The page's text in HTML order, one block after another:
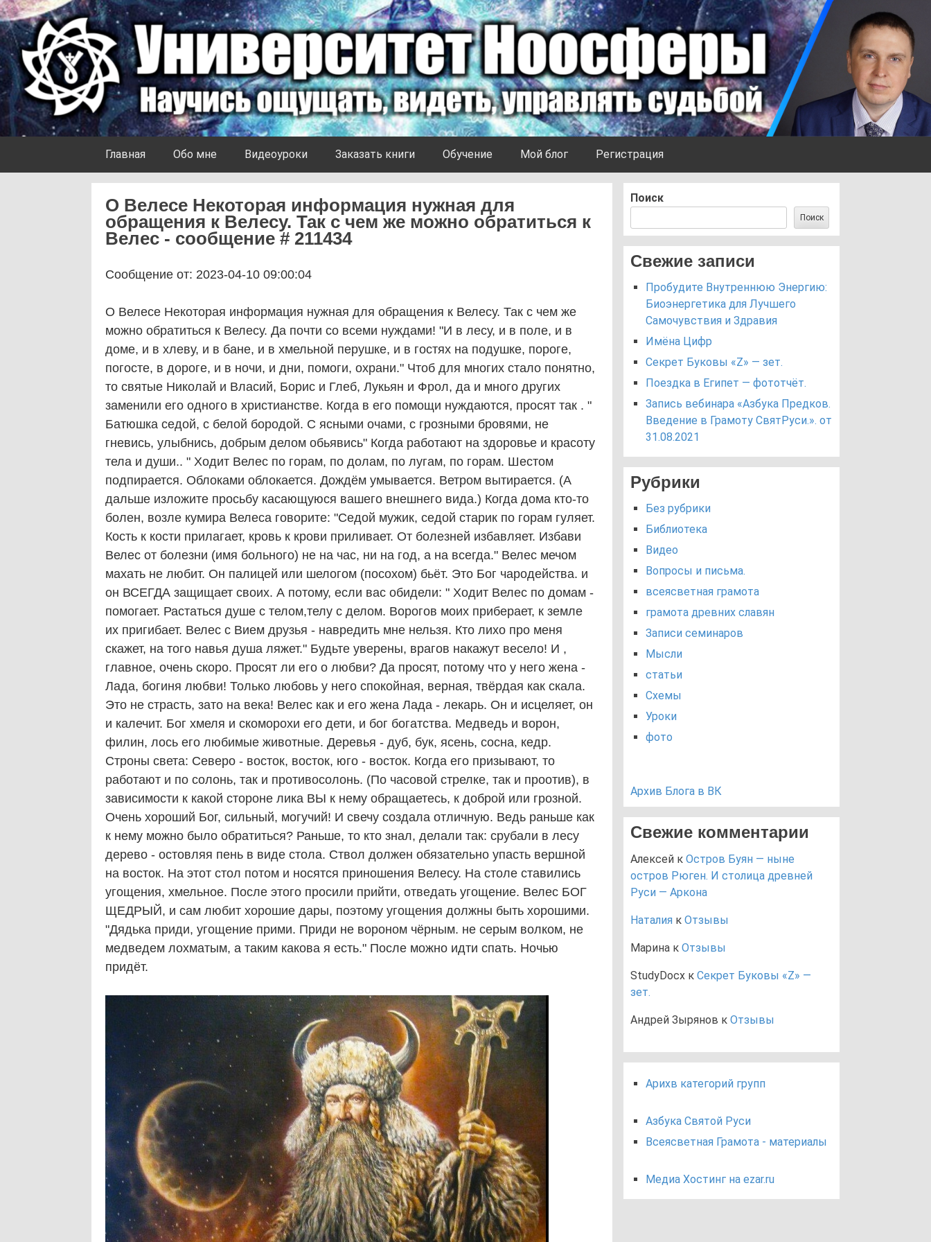
Университет Ноосферы
Главная Обо мне Видеоуроки Заказать книги Обучение Мой блог Регистрация
О Велесе Некоторая информация нужная для
обращения к Велесу. Так с чем же можно обратиться к
Велес - сообщение # 211434
Сообщение от: 2023-04-10 09:00:04
О Велесе Некоторая информация нужная для обращения к Велесу. Так с чем же
можно обратиться к Велесу. Да почти со всеми нуждами! "И в лесу, и в поле, и в
доме, и в хлеву, и в бане, и в хмельной перушке, и в гостях на подушке, пороге,
погосте, в дороге, и в ночи, и дни, помоги, охрани." Чтоб для многих стало понятно,
то святые Николай и Власий, Борис и Глеб, Лукьян и Фрол, да и много других
заменили его одного в христианстве. Когда в его помощи нуждаются, просят так . "
Батюшка седой, с белой бородой. С ясными очами, с грозными бровями, не
гневись, улыбнись, добрым делом обьявись" Когда работают на здоровье и красоту
тела и души.. " Ходит Велес по горам, по долам, по лугам, по горам. Шестом
подпирается. Облоками облокается. Дождём умывается. Ветром вытирается. (А
дальше изложите просьбу касающуюся вашего внешнего вида.) Когда дома кто-то
болен, возле кумира Велеса говорите: "Седой мужик, седой старик по горам гуляет.
Кость к кости прилагает, кровь к крови приливает. От болезней избавляет. Избави
Велес от болезни (имя больного) не на час, ни на год, а на всегда." Велес мечом
махать не любит. Он палицей или шелогом (посохом) бьёт. Это Бог чародейства. и
он ВСЕГДА защищает своих. А потому, если вас обидели: " Ходит Велес по домам -
помогает. Растаться душе с телом,телу с делом. Ворогов моих приберает, к земле
их пригибает. Велес с Вием друзья - навредить мне нельзя. Кто лихо про меня
скажет, на того навья душа ляжет." Будьте уверены, врагов накажут весело! И ,
главное, очень скоро. Просят ли его о любви? Да просят, потому что у него жена -
Лада, богиня любви! Только любовь у него спокойная, верная, твёрдая как скала.
Это не страсть, зато на века! Велес как и его жена Лада - лекарь. Он и исцеляет, он
и калечит. Бог хмеля и скоморохи его дети, и бог богатства. Медведь и ворон,
филин, лось его любимые животные. Деревья - дуб, бук, ясень, сосна, кедр.
Строны света: Северо - восток, восток, юго - восток. Когда его призывают, то
работают и по солонь, так и противосолонь. (По часовой стрелке, так и проотив), в
зависимости к какой стороне лика ВЫ к нему обращаетесь, к доброй или грозной.
Очень хороший Бог, сильный, могучий! И свечу создала отличную. Ведь раньше как
к нему можно было обратиться? Раньше, то кто знал, делали так: срубали в лесу
дерево - остовляя пень в виде стола. Ствол должен обязательно упасть вершной
на восток. На этот стол потом и носятся приношения Велесу. На столе ставились
угощения, хмельное. После этого просили прийти, отведать угощение. Велес БОГ
ЩЕДРЫЙ, и сам любит хорошие дары, поэтому угощения должны быть хорошими.
"Дядька приди, угощение прими. Приди не вороном чёрным. не серым волком, не
медведем лохматым, а таким какова я есть." После можно идти спать. Ночью
придёт.
Поиск
Поиск
Свежие записи
Пробудите Внутреннюю Энергию:
Биоэнергетика для Лучшего
Самочувствия и Здравия
Имёна Цифр
Секрет Буковы «Z» — зет.
Поездка в Египет — фототчёт.
Запись вебинара «Азбука Предков.
Введение в Грамоту СвятРуси.». от
31.08.2021
Рубрики
Без рубрики
Библиотека
Видео
Вопросы и письма.
всеясветная грамота
грамота древних славян
Записи семинаров
Мысли
статьи
Схемы
Уроки
фото
Архив Блога в ВК
Свежие комментарии
Алексей к Остров Буян — ныне
остров Рюген. И столица древней
Руси — Аркона
Наталия к Отзывы
Марина к Отзывы
StudyDocx к Секрет Буковы «Z» —
зет.
Андрей Зырянов к Отзывы
Арихв категорий групп
Азбука Святой Руси
Всеясветная Грамота - материалы
Медиа Хостинг на ezar.ru